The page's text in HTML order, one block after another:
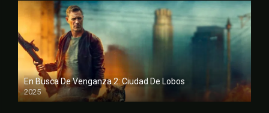
En Busca De Venganza 2: Ciudad De Lobos
2025
FULL HD